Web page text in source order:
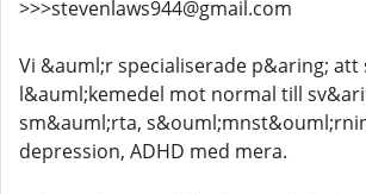
>>>stevenlaws944@gmail.com
Vi &auml;r specialiserade p&aring; att
l&auml;kemedel mot normal till
sm&auml;rta,
depression, ADHD med mera.